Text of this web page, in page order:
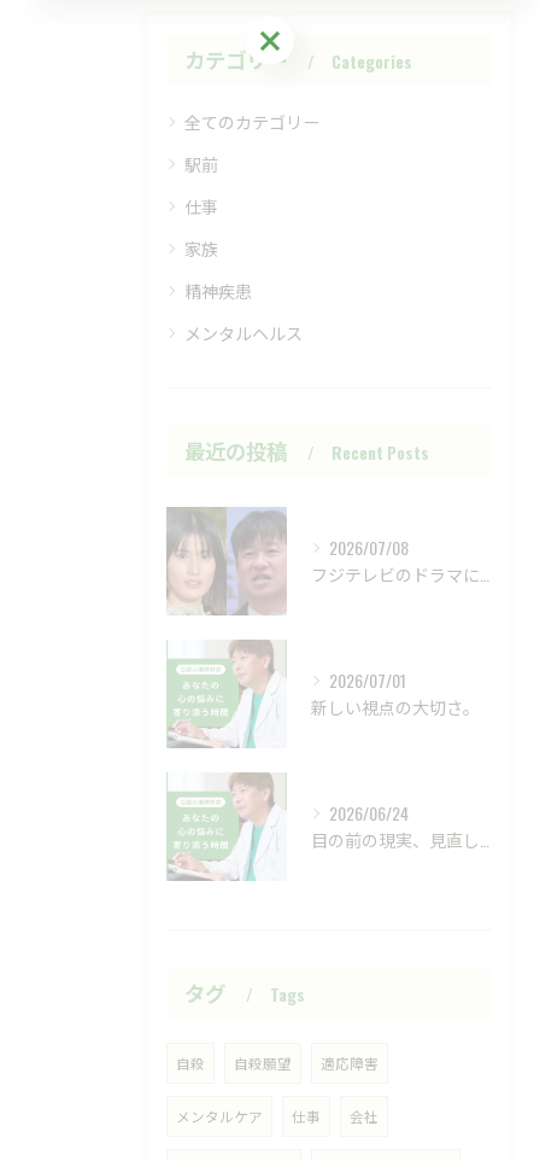
カテゴリー Categories
全てのカテゴリー
駅前
仕事
家族
精神疾患
メンタルヘルス
最近の投稿 Recent Posts
2026/07/08
2026/07/01
新しい視点の大切さ。
2026/06/24
タグ Tags
自殺 自殺願望 適応障害
メンタルケア 仕事 会社
ご予約・お問い合わせはこちら